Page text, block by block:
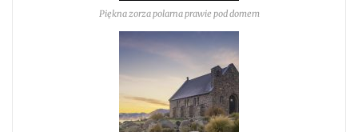
Piękna zorza polarna prawie pod domem